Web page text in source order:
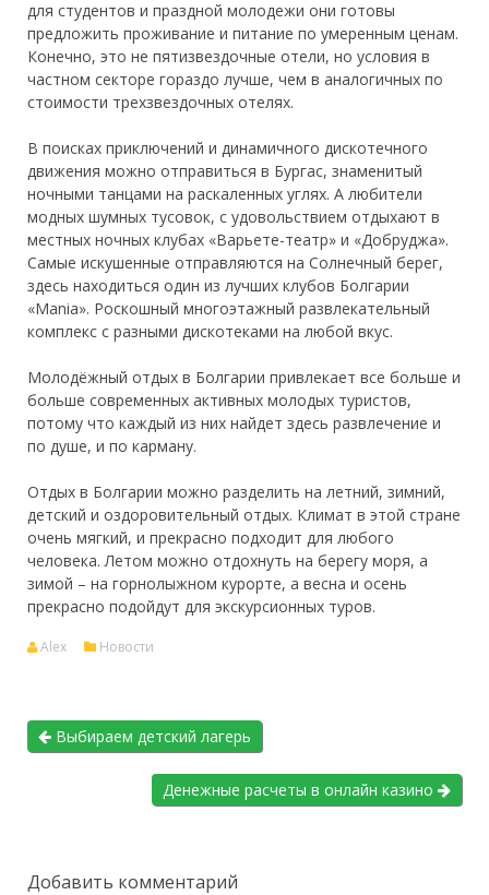
для студентов и праздной молодежи они готовы
предложить проживание и питание по умеренным ценам.
Конечно, это не пятизвездочные отели, но условия в
частном секторе гораздо лучше, чем в аналогичных по
стоимости трехзвездочных отелях.
В поисках приключений и динамичного дискотечного
движения можно отправиться в Бургас, знаменитый
ночными танцами на раскаленных углях. А любители
модных шумных тусовок, с удовольствием отдыхают в
местных ночных клубах «Варьете-театр» и «Добруджа».
Самые искушенные отправляются на Солнечный берег,
здесь находиться один из лучших клубов Болгарии
«Mania». Роскошный многоэтажный развлекательный
комплекс с разными дискотеками на любой вкус.
Молодёжный отдых в Болгарии привлекает все больше и
больше современных активных молодых туристов,
потому что каждый из них найдет здесь развлечение и
по душе, и по карману.
Отдых в Болгарии можно разделить на летний, зимний,
детский и оздоровительный отдых. Климат в этой стране
очень мягкий, и прекрасно подходит для любого
человека. Летом можно отдохнуть на берегу моря, а
зимой – на горнолыжном курорте, а весна и осень
прекрасно подойдут для экскурсионных туров.
Alex Новости
Выбираем детский лагерь
Денежные расчеты в онлайн казино
Добавить комментарий